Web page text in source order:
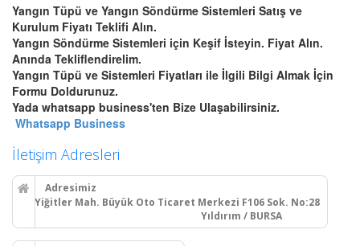
Devamını Oku
Bursa Yangın Dolabı, Hortum
Tesisatı ve Hidrant Sistemleri
Bursa sıva üstü, sıva altı yangın
dolapları montajı, seyyar
Devamını Oku
Yangın Tüpü ve Yangın Söndürme Sistemleri Satış ve
Kurulum Fiyatı Teklifi Alın.
Yangın Söndürme Sistemleri için Keşif İsteyin. Fiyat Alın.
Anında Tekliflendirelim.
Yangın Tüpü ve Sistemleri Fiyatları ile İlgili Bilgi Almak İçin
Formu Doldurunuz.
Yada whatsapp business'ten Bize Ulaşabilirsiniz.
Whatsapp Business
İletişim Adresleri
Adresimiz
Yiğitler Mah. Büyük Oto Ticaret Merkezi F106 Sok. No:28
Yıldırım / BURSA